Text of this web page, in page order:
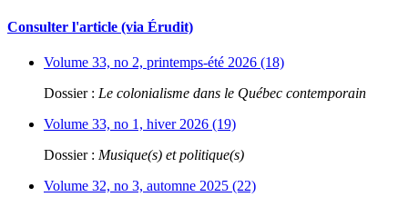
Consulter l'article (via Érudit)
Volume 33, no 2, printemps-été 2026 (18)
Dossier : Le colonialisme dans le Québec contemporain
Volume 33, no 1, hiver 2026 (19)
Dossier : Musique(s) et politique(s)
Volume 32, no 3, automne 2025 (22)